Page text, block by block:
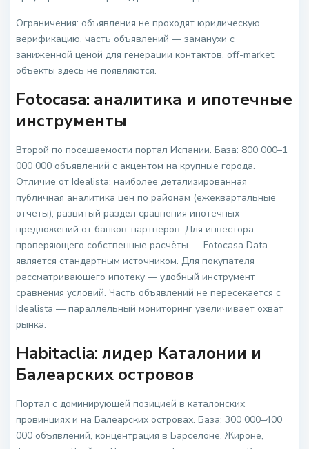
Ограничения: объявления не проходят юридическую
верификацию, часть объявлений — заманухи с
заниженной ценой для генерации контактов, off-market
объекты здесь не появляются.
Fotocasa: аналитика и ипотечные
инструменты
Второй по посещаемости портал Испании. База: 800 000–1
000 000 объявлений с акцентом на крупные города.
Отличие от Idealista: наиболее детализированная
публичная аналитика цен по районам (ежеквартальные
отчёты), развитый раздел сравнения ипотечных
предложений от банков-партнёров. Для инвестора
проверяющего собственные расчёты — Fotocasa Data
является стандартным источником. Для покупателя
рассматривающего ипотеку — удобный инструмент
сравнения условий. Часть объявлений не пересекается с
Idealista — параллельный мониторинг увеличивает охват
рынка.
Habitaclia: лидер Каталонии и
Балеарских островов
Портал с доминирующей позицией в каталонских
провинциях и на Балеарских островах. База: 300 000–400
000 объявлений, концентрация в Барселоне, Жироне,